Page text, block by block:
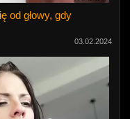
od głowy, gdy
03.02.2024